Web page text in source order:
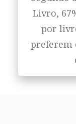
Livro,
por
preferem